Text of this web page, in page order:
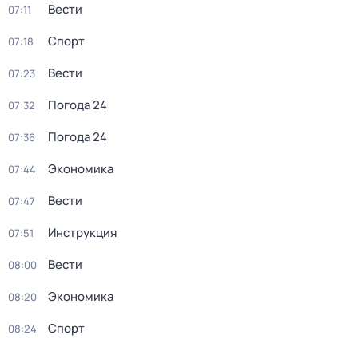
07:11 Вести
07:18 Спорт
07:23 Вести
07:32 Погода 24
07:36 Погода 24
07:44 Экономика
07:47 Вести
07:51 Инструкция
08:00 Вести
08:20 Экономика
08:24 Спорт